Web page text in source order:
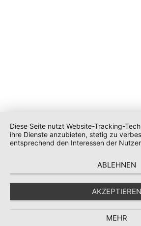
Diese Seite nutzt Website-Tracking-
ihre Dienste anzubieten, stetig zu
entsprechend den Interessen der
ABLEHNEN
AKZEPTIEREN
MEHR